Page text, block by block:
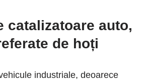
catalizatoare auto,
de hoți
industriale, deoarece